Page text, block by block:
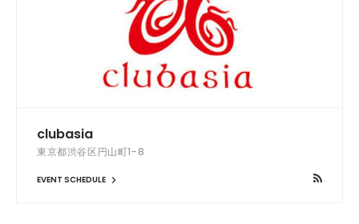
clubasia
東京都渋谷区円山町1-8
EVENT SCHEDULE